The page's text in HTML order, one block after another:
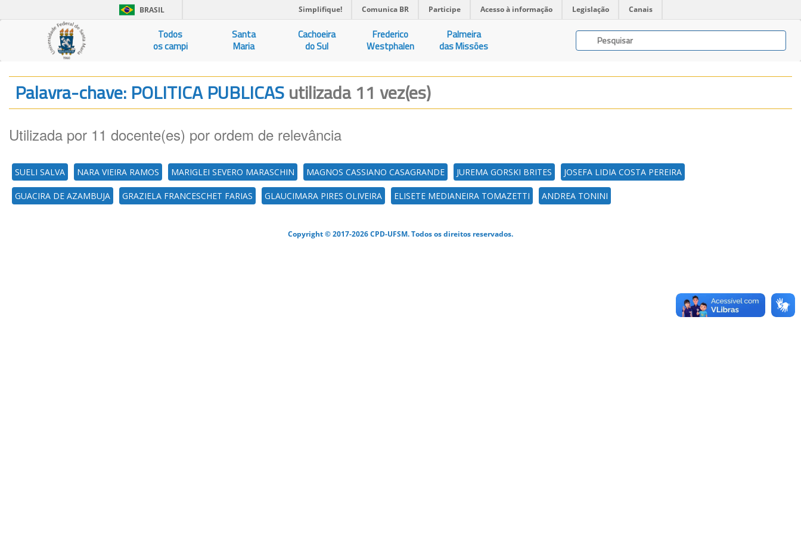
BRASIL Simplifique! Comunica BR Participe Acesso à informação Legislação Canais
Todos
os campi
Santa
Maria
Cachoeira
do Sul
Frederico
Westphalen
Palmeira
das Missões
Palavra-chave: POLITICA PUBLICASutilizada 11 vez(es)
Utilizada por 11 docente(es) por ordem de relevância
SUELI SALVA NARA VIEIRA RAMOS MARIGLEI SEVERO MARASCHIN MAGNOS CASSIANO CASAGRANDE JUREMA GORSKI BRITES JOSEFA LIDIA COSTA PEREIRA
GUACIRA DE AZAMBUJA GRAZIELA FRANCESCHET FARIAS GLAUCIMARA PIRES OLIVEIRA ELISETE MEDIANEIRA TOMAZETTI ANDREA TONINI
Copyright © 2017-2026 CPD-UFSM. Todos os direitos reservados.